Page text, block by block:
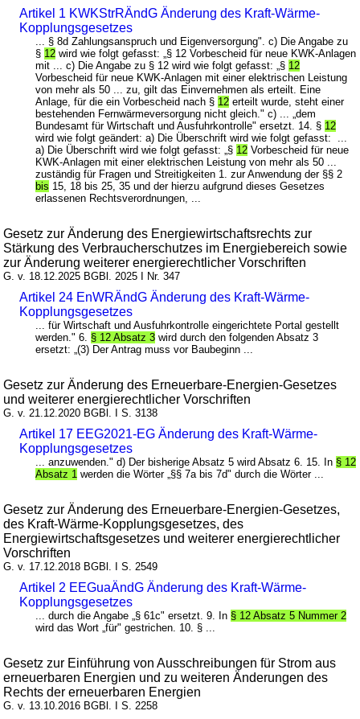
Artikel 1 KWKStrRÄndG Änderung des Kraft-Wärme-
Kopplungsgesetzes
... § 8d Zahlungsanspruch und Eigenversorgung". c) Die Angabe zu
§ 12 wird wie folgt gefasst: „§ 12 Vorbescheid für neue KWK-Anlagen
mit ... c) Die Angabe zu § 12 wird wie folgt gefasst: „§ 12
Vorbescheid für neue KWK-Anlagen mit einer elektrischen Leistung
von mehr als 50 ... zu, gilt das Einvernehmen als erteilt. Eine
Anlage, für die ein Vorbescheid nach § 12 erteilt wurde, steht einer
bestehenden Fernwärmeversorgung nicht gleich." c) ... „dem
Bundesamt für Wirtschaft und Ausfuhrkontrolle" ersetzt. 14. § 12
wird wie folgt geändert: a) Die Überschrift wird wie folgt gefasst: ...
a) Die Überschrift wird wie folgt gefasst: „§ 12 Vorbescheid für neue
KWK-Anlagen mit einer elektrischen Leistung von mehr als 50 ...
zuständig für Fragen und Streitigkeiten 1. zur Anwendung der §§ 2
bis 15, 18 bis 25, 35 und der hierzu aufgrund dieses Gesetzes
erlassenen Rechtsverordnungen, ...
Gesetz zur Änderung des Energiewirtschaftsrechts zur
Stärkung des Verbraucherschutzes im Energiebereich sowie
zur Änderung weiterer energierechtlicher Vorschriften
G. v. 18.12.2025 BGBl. 2025 I Nr. 347
Artikel 24 EnWRÄndG Änderung des Kraft-Wärme-
Kopplungsgesetzes
... für Wirtschaft und Ausfuhrkontrolle eingerichtete Portal gestellt
werden." 6. § 12 Absatz 3 wird durch den folgenden Absatz 3
ersetzt: „(3) Der Antrag muss vor Baubeginn ...
Gesetz zur Änderung des Erneuerbare-Energien-Gesetzes
und weiterer energierechtlicher Vorschriften
G. v. 21.12.2020 BGBl. I S. 3138
Artikel 17 EEG2021-EG Änderung des Kraft-Wärme-
Kopplungsgesetzes
... anzuwenden." d) Der bisherige Absatz 5 wird Absatz 6. 15. In § 12
Absatz 1 werden die Wörter „§§ 7a bis 7d" durch die Wörter ...
Gesetz zur Änderung des Erneuerbare-Energien-Gesetzes,
des Kraft-Wärme-Kopplungsgesetzes, des
Energiewirtschaftsgesetzes und weiterer energierechtlicher
Vorschriften
G. v. 17.12.2018 BGBl. I S. 2549
Artikel 2 EEGuaÄndG Änderung des Kraft-Wärme-
Kopplungsgesetzes
... durch die Angabe „§ 61c" ersetzt. 9. In § 12 Absatz 5 Nummer 2
wird das Wort „für" gestrichen. 10. § ...
Gesetz zur Einführung von Ausschreibungen für Strom aus
erneuerbaren Energien und zu weiteren Änderungen des
Rechts der erneuerbaren Energien
G. v. 13.10.2016 BGBl. I S. 2258